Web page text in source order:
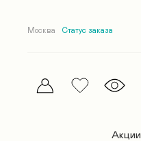
Москва Статус заказа
Акции